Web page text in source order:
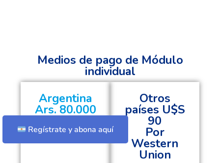
Medios de pago de Módulo
individual
Argentina
Ars. 80.000
Regístrate y abona aquí
Otros
países U$S
90
Por
Western
Union